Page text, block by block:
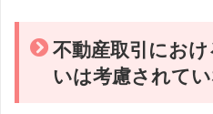
不動産取引にお
いは考慮されて